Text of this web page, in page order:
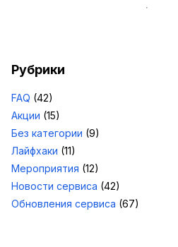
Рубрики
FAQ (42)
Акции (15)
Без категории (9)
Лайфхаки (11)
Мероприятия (12)
Новости сервиса (42)
Обновления сервиса (67)